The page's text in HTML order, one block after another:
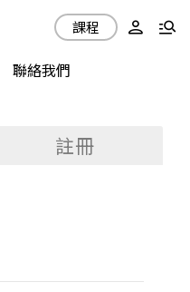
聯絡我們
課程
註冊